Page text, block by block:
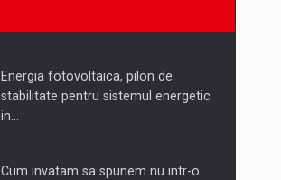
Energia fotovoltaica, pilon de
stabilitate pentru sistemul energetic
in…
Cum invatam sa spunem nu intr-o